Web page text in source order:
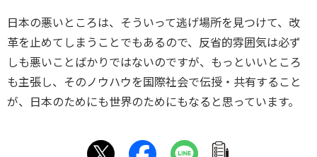
日本の悪いところは、そういって逃げ場所を見つけて、改
革を止めてしまうことでもあるので、反省的雰囲気は必ず
しも悪いことばかりではないのですが、もっといいところ
も主張し、そのノウハウを国際社会で伝授・共有すること
が、日本のためにも世界のためにもなると思っています。